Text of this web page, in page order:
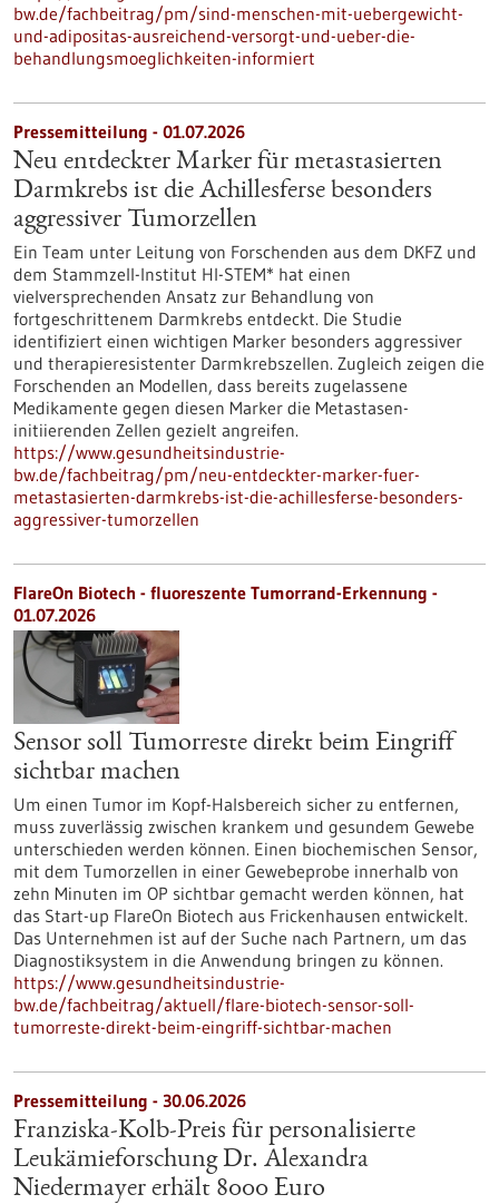
bw.de/fachbeitrag/pm/sind-menschen-mit-uebergewicht-
und-adipositas-ausreichend-versorgt-und-ueber-die-
behandlungsmoeglichkeiten-informiert
Pressemitteilung - 01.07.2026
Neu entdeckter Marker für metastasierten
Darmkrebs ist die Achillesferse besonders
aggressiver Tumorzellen
Ein Team unter Leitung von Forschenden aus dem DKFZ und
dem Stammzell-Institut HI-STEM* hat einen
vielversprechenden Ansatz zur Behandlung von
fortgeschrittenem Darmkrebs entdeckt. Die Studie
identifiziert einen wichtigen Marker besonders aggressiver
und therapieresistenter Darmkrebszellen. Zugleich zeigen die
Forschenden an Modellen, dass bereits zugelassene
Medikamente gegen diesen Marker die Metastasen-
initiierenden Zellen gezielt angreifen.
https://www.gesundheitsindustrie-
bw.de/fachbeitrag/pm/neu-entdeckter-marker-fuer-
metastasierten-darmkrebs-ist-die-achillesferse-besonders-
aggressiver-tumorzellen
FlareOn Biotech - fluoreszente Tumorrand-Erkennung -
01.07.2026
Sensor soll Tumorreste direkt beim Eingriff
sichtbar machen
Um einen Tumor im Kopf-Halsbereich sicher zu entfernen,
muss zuverlässig zwischen krankem und gesundem Gewebe
unterschieden werden können. Einen biochemischen Sensor,
mit dem Tumorzellen in einer Gewebeprobe innerhalb von
zehn Minuten im OP sichtbar gemacht werden können, hat
das Start-up FlareOn Biotech aus Frickenhausen entwickelt.
Das Unternehmen ist auf der Suche nach Partnern, um das
Diagnostiksystem in die Anwendung bringen zu können.
https://www.gesundheitsindustrie-
bw.de/fachbeitrag/aktuell/flare-biotech-sensor-soll-
tumorreste-direkt-beim-eingriff-sichtbar-machen
Pressemitteilung - 30.06.2026
Franziska-Kolb-Preis für personalisierte
Leukämieforschung Dr. Alexandra
Niedermayer erhält 8000 Euro